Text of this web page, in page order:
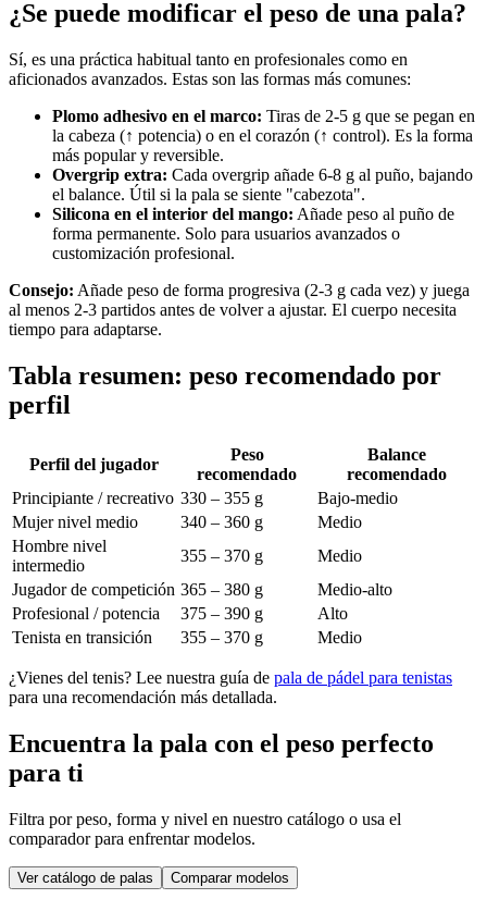
¿Se puede modificar el peso de una pala?
Sí, es una práctica habitual tanto en profesionales como en
aficionados avanzados. Estas son las formas más comunes:
Plomo adhesivo en el marco: Tiras de 2-5 g que se pegan en
la cabeza (↑ potencia) o en el corazón (↑ control). Es la forma
más popular y reversible.
Overgrip extra: Cada overgrip añade 6-8 g al puño, bajando
el balance. Útil si la pala se siente "cabezota".
Silicona en el interior del mango: Añade peso al puño de
forma permanente. Solo para usuarios avanzados o
customización profesional.
Consejo: Añade peso de forma progresiva (2-3 g cada vez) y juega
al menos 2-3 partidos antes de volver a ajustar. El cuerpo necesita
tiempo para adaptarse.
Tabla resumen: peso recomendado por
perfil
Perfil del jugador
Peso
recomendado
Balance
recomendado
Principiante / recreativo 330 – 355 g
Bajo-medio
Mujer nivel medio
340 – 360 g
Medio
Hombre nivel
intermedio
355 – 370 g
Medio
Jugador de competición 365 – 380 g
Medio-alto
Profesional / potencia
375 – 390 g
Alto
Tenista en transición
355 – 370 g Medio
¿Vienes del tenis? Lee nuestra guía de pala de pádel para tenistas
para una recomendación más detallada.
Encuentra la pala con el peso perfecto
para ti
Filtra por peso, forma y nivel en nuestro catálogo o usa el
comparador para enfrentar modelos.
Ver catálogo de palas Comparar modelos